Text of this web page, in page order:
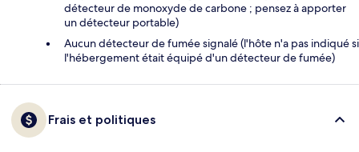
détecteur de monoxyde de carbone ; pensez à apporter
un détecteur portable)
Aucun détecteur de fumée signalé (l'hôte n'a pas indiqué si
l'hébergement était équipé d'un détecteur de fumée)
Frais et politiques